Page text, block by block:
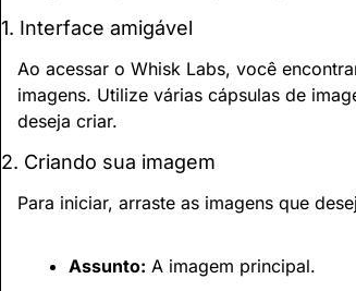
1. Interface amigável
Ao acessar o Whisk Labs, você
imagens. Utilize várias cápsulas de
deseja criar.
2. Criando sua imagem
Para iniciar, arraste as imagens que
Assunto: A imagem principal.